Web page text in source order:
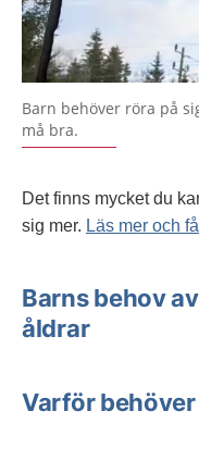
Barn behöver röra på
må bra.
Det finns mycket du
sig mer. Läs mer och
Barns behov
åldrar
Varför